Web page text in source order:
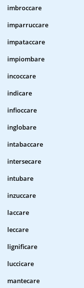
imbroccare
imparruccare
impataccare
impiombare
incoccare
indicare
infioccare
inglobare
intabaccare
intersecare
intubare
inzuccare
laccare
leccare
lignificare
luccicare
mantecare